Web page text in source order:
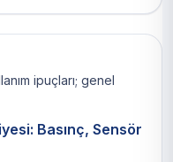
ipuçları; genel
Basınç, Sensör